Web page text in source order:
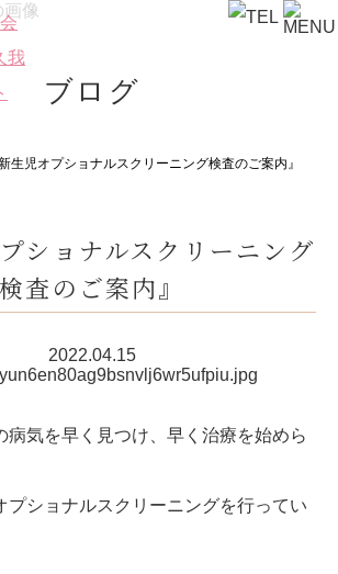
ブログ
新生児オプショナルスクリーニング検査のご案内』
プショナルスクリーニング
検査のご案内』
2022.04.15
病気を早く見つけ、早く治療を始めら
プショナルスクリーニングを行ってい